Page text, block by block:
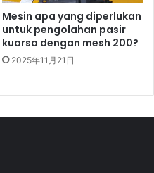
Mesin apa yang diperlukan
untuk pengolahan pasir
kuarsa dengan mesh 200?
2025年11月21日